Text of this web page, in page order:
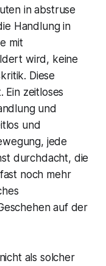
in abstruse
Handlung in
mit
wird, keine
Diese
Ein zeitloses
und
und
jede
durchdacht, die
noch mehr
auf der
als solcher